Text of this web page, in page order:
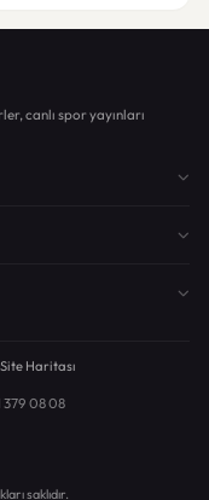
canlı spor yayınları
Site Haritası
379 08 08
saklıdır.